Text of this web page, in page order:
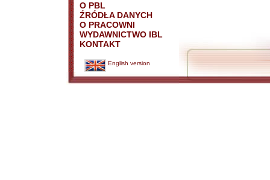
O PBL
ŹRÓDŁA DANYCH
O PRACOWNI
WYDAWNICTWO IBL
KONTAKT
English version